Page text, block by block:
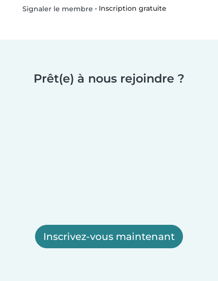
Signaler le membre • Inscription gratuite
Prêt(e) à nous rejoindre ?
Inscrivez-vous maintenant